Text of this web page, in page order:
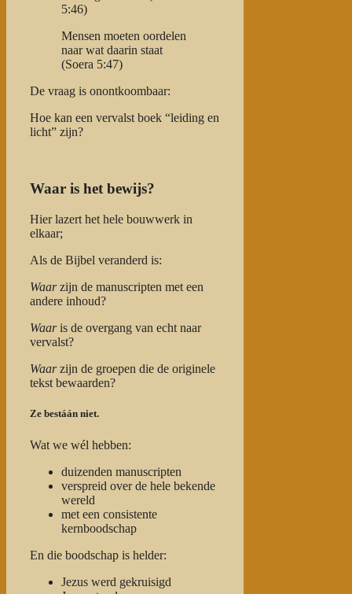
5:46)
Mensen moeten oordelen
naar wat daarin staat
(Soera 5:47)
De vraag is onontkoombaar:
Hoe kan een vervalst boek “leiding en
licht” zijn?
Waar is het bewijs?
Hier lazert het hele bouwwerk in
elkaar;
Als de Bijbel veranderd is:
Waarzijn de manuscripten met een
andere inhoud?
Waaris de overgang van echt naar
vervalst?
Waarzijn de groepen die de originele
tekst bewaarden?
Ze bestáán niet.
Wat we wél hebben:
duizenden manuscripten
verspreid over de hele bekende
wereld
met een consistente
kernboodschap
En die boodschap is helder:
Jezus werd gekruisigd